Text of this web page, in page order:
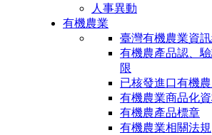
人事異動
有機農業
臺灣有機農業資
有機農產品認、
限
已核發進口有機
有機農業商品化
有機農產品標章
有機農業相關法規